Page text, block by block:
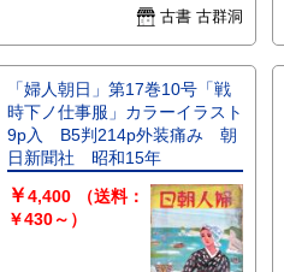
イゴン港海軍埠頭/サイゴン市鳥
駅附近/他
古書 古群洞
「婦人朝日」第17巻10号「戦
時下ノ仕事服」カラーイラスト
9p入 B5判214p外装痛み 朝
日新聞社 昭和15年
￥4,400
（送料：
￥430～）